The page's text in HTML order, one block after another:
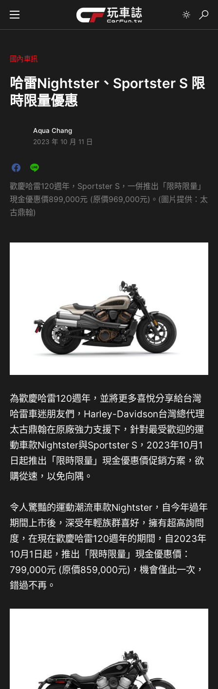
國內車訊
哈雷Nightster、Sportster S 限
時限量優惠
Aqua Chang
2023 年 10 月 11 日
歡慶哈雷120週年，Sportster S，一併推出「限時限量」
現金優惠價899,000元 (原價969,000元)。(圖片提供：太
古鼎翰)
為歡慶哈雷120週年，並將更多喜悅分享給台灣
哈雷車迷朋友們，Harley-Davidson台灣總代理
太古鼎翰在原廠強力支援下，針對最受歡迎的運
動車款Nightster與Sportster S，2023年10月1
日起推出「限時限量」現金優惠價促銷方案，欲
購從速，以免向隅。
令人驚豔的運動潮流車款Nightster，自今年過年
期間上市後，深受年輕族群喜好，擁有超高詢問
度，在現在歡慶哈雷120週年的期間，自2023年
10月1日起，推出「限時限量」現金優惠價：
799,000元 (原價859,000元)，機會僅此一次，
錯過不再。